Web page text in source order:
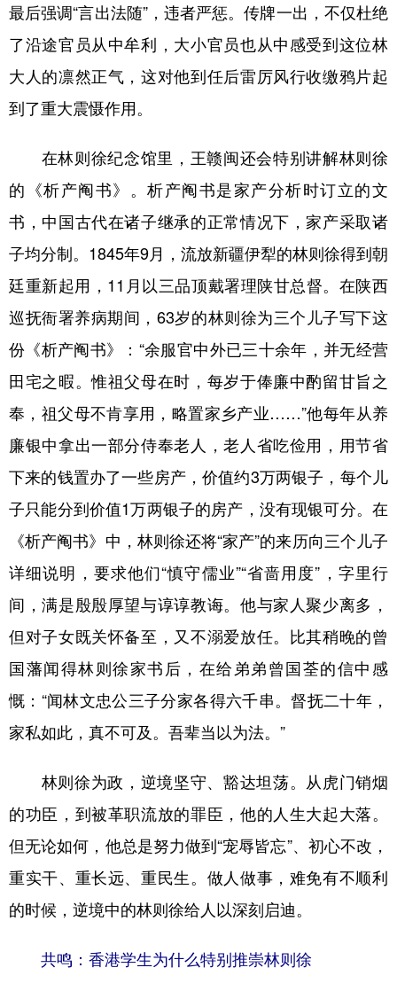
最后强调“言出法随”，违者严惩。传牌一出，不仅杜绝
了沿途官员从中牟利，大小官员也从中感受到这位林
大人的凛然正气，这对他到任后雷厉风行收缴鸦片起
到了重大震慑作用。
在林则徐纪念馆里，王赣闽还会特别讲解林则徐
的《析产阄书》。析产阄书是家产分析时订立的文
书，中国古代在诸子继承的正常情况下，家产采取诸
子均分制。1845年9月，流放新疆伊犁的林则徐得到朝
廷重新起用，11月以三品顶戴署理陕甘总督。在陕西
巡抚衙署养病期间，63岁的林则徐为三个儿子写下这
份《析产阄书》：“余服官中外已三十余年，并无经营
田宅之暇。惟祖父母在时，每岁于俸廉中酌留甘旨之
奉，祖父母不肯享用，略置家乡产业……”他每年从养
廉银中拿出一部分侍奉老人，老人省吃俭用，用节省
下来的钱置办了一些房产，价值约3万两银子，每个儿
子只能分到价值1万两银子的房产，没有现银可分。在
《析产阄书》中，林则徐还将“家产”的来历向三个儿子
详细说明，要求他们“慎守儒业”“省啬用度”，字里行
间，满是殷殷厚望与谆谆教诲。他与家人聚少离多，
但对子女既关怀备至，又不溺爱放任。比其稍晚的曾
国藩闻得林则徐家书后，在给弟弟曾国荃的信中感
慨：“闻林文忠公三子分家各得六千串。督抚二十年，
家私如此，真不可及。吾辈当以为法。”
林则徐为政，逆境坚守、豁达坦荡。从虎门销烟
的功臣，到被革职流放的罪臣，他的人生大起大落。
但无论如何，他总是努力做到“宠辱皆忘”、初心不改，
重实干、重长远、重民生。做人做事，难免有不顺利
的时候，逆境中的林则徐给人以深刻启迪。
共鸣：香港学生为什么特别推崇林则徐